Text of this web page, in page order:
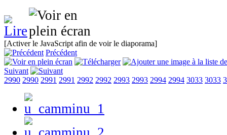
[Activer le JavaScript afin de voir le diaporama]
Précédent
Suivant
2990 2990 2991 2991 2992 2992 2993 2993 2994 2994 3033 3033